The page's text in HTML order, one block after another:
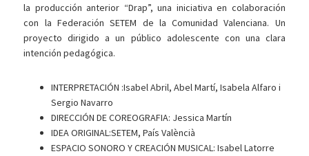
la producción anterior “Drap”, una iniciativa en colaboración
con la Federación SETEM de la Comunidad Valenciana. Un
proyecto dirigido a un público adolescente con una clara
intención pedagógica.
INTERPRETACIÓN :Isabel Abril, Abel Martí, Isabela Alfaro i
Sergio Navarro
DIRECCIÓN DE COREOGRAFIA: Jessica Martín
IDEA ORIGINAL:SETEM, País Valèncià
ESPACIO SONORO Y CREACIÓN MUSICAL: Isabel Latorre